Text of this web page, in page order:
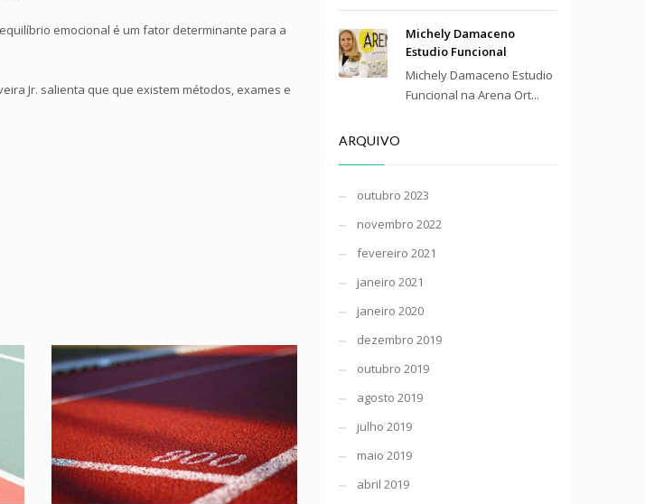
emocional é um fator determinante para a
Jr. salienta que que existem métodos, exames e
Michely Damaceno
Estudio Funcional
Michely Damaceno Estudio
Funcional na Arena Ort...
ARQUIVO
outubro 2023
novembro 2022
fevereiro 2021
janeiro 2021
janeiro 2020
dezembro 2019
outubro 2019
agosto 2019
julho 2019
maio 2019
abril 2019